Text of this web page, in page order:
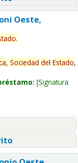
Oeste,
.
Sociedad del Estado,
Signatura